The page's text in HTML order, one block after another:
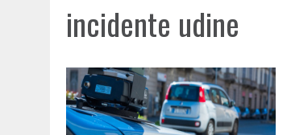
incidente udine